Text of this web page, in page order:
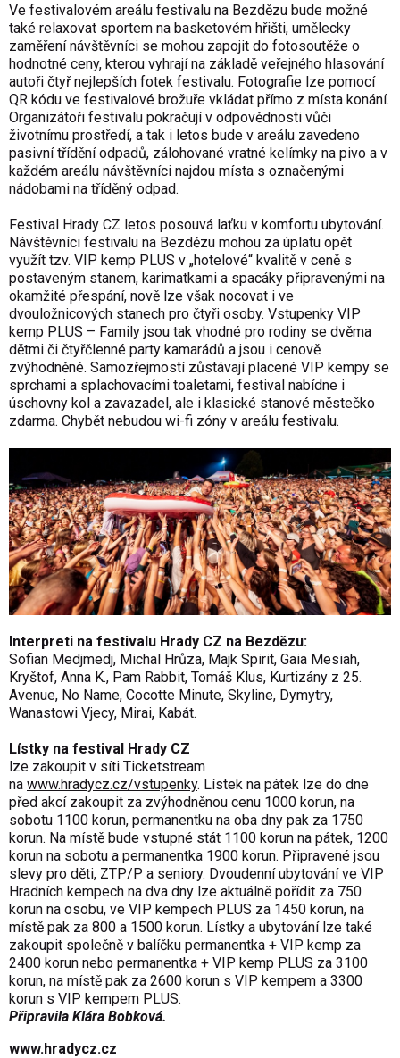
Ve festivalovém areálu festivalu na Bezdězu bude možné
také relaxovat sportem na basketovém hřišti, umělecky
zaměření návštěvníci se mohou zapojit do fotosoutěže o
hodnotné ceny, kterou vyhrají na základě veřejného hlasování
autoři čtyř nejlepších fotek festivalu. Fotografie lze pomocí
QR kódu ve festivalové brožuře vkládat přímo z místa konání.
Organizátoři festivalu pokračují v odpovědnosti vůči
životnímu prostředí, a tak i letos bude v areálu zavedeno
pasivní třídění odpadů, zálohované vratné kelímky na pivo a v
každém areálu návštěvníci najdou místa s označenými
nádobami na tříděný odpad.
Festival Hrady CZ letos posouvá laťku v komfortu ubytování.
Návštěvníci festivalu na Bezdězu mohou za úplatu opět
využít tzv. VIP kemp PLUS v „hotelové“ kvalitě v ceně s
postaveným stanem, karimatkami a spacáky připravenými na
okamžité přespání, nově lze však nocovat i ve
dvouložnicových stanech pro čtyři osoby. Vstupenky VIP
kemp PLUS – Family jsou tak vhodné pro rodiny se dvěma
dětmi či čtyřčlenné party kamarádů a jsou i cenově
zvýhodněné. Samozřejmostí zůstávají placené VIP kempy se
sprchami a splachovacími toaletami, festival nabídne i
úschovny kol a zavazadel, ale i klasické stanové městečko
zdarma. Chybět nebudou wi-fi zóny v areálu festivalu.
Interpreti na festivalu Hrady CZ na Bezdězu:
Sofian Medjmedj, Michal Hrůza, Majk Spirit, Gaia Mesiah,
Kryštof, Anna K., Pam Rabbit, Tomáš Klus, Kurtizány z 25.
Avenue, No Name, Cocotte Minute, Skyline, Dymytry,
Wanastowi Vjecy, Mirai, Kabát.
Lístky na festival Hrady CZ
lze zakoupit v síti Ticketstream
na www.hradycz.cz/vstupenky. Lístek na pátek lze do dne
před akcí zakoupit za zvýhodněnou cenu 1000 korun, na
sobotu 1100 korun, permanentku na oba dny pak za 1750
korun. Na místě bude vstupné stát 1100 korun na pátek, 1200
korun na sobotu a permanentka 1900 korun. Připravené jsou
slevy pro děti, ZTP/P a seniory. Dvoudenní ubytování ve VIP
Hradních kempech na dva dny lze aktuálně pořídit za 750
korun na osobu, ve VIP kempech PLUS za 1450 korun, na
místě pak za 800 a 1500 korun. Lístky a ubytování lze také
zakoupit společně v balíčku permanentka + VIP kemp za
2400 korun nebo permanentka + VIP kemp PLUS za 3100
korun, na místě pak za 2600 korun s VIP kempem a 3300
korun s VIP kempem PLUS.
Připravila Klára Bobková.
www.hradycz.cz